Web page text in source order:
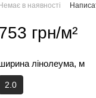
Немає в наявності
грн/м²
лінолеума, м
2.0